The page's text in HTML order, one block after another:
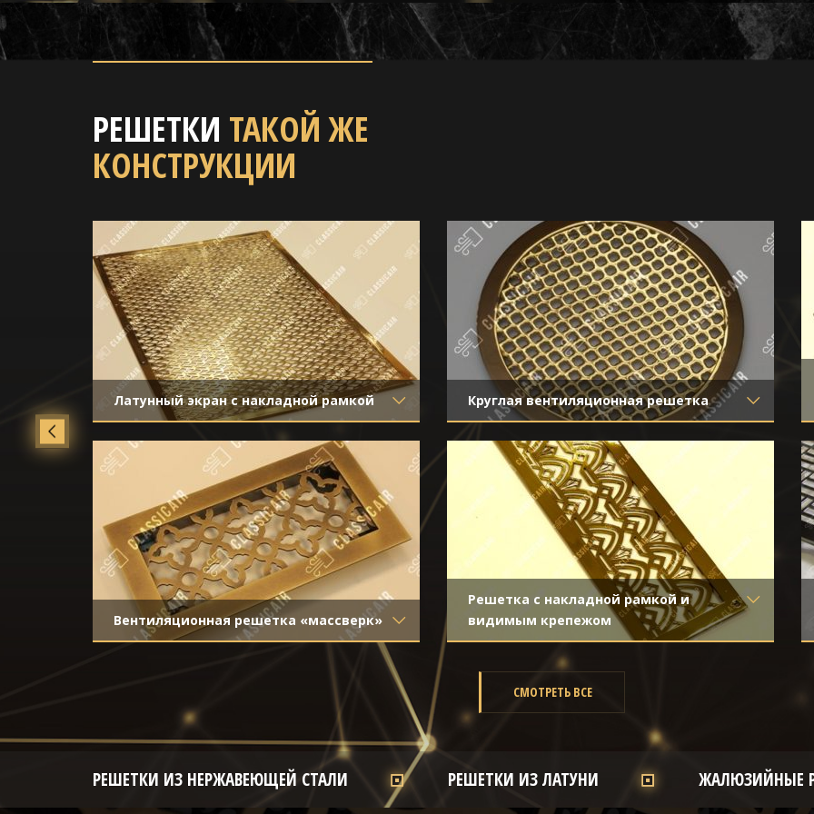
РЕШЕТКИ ТАКОЙ ЖЕ
КОНСТРУКЦИИ
Латунный экран с накладной рамкой
Материал- Латунь
Отделка- Полированная латунь
Вентиляционная решетка «массверк»
Материал- Латунь
Круглая вентиляционная решетка
Материал- Латунь
Отделка- Полированная латунь
Решетка с накладной рамкой и
видимым крепежом
Материал- Латунь
- Полированная латунь
СМОТРЕТЬ ВСЕ
РЕШЕТКИ ИЗ НЕРЖАВЕЮЩЕЙ СТАЛИ РЕШЕТКИ ИЗ ЛАТУНИ ЖАЛЮЗИЙНЫЕ